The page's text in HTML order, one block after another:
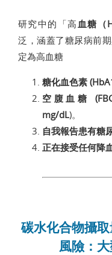
研究中的「高血糖（
泛，涵蓋了糖尿病前
定為高血糖
糖化血色素
空腹血糖
mg/dL)。
自我報告患有糖
正在接受任何降
碳水化合物攝
風險：